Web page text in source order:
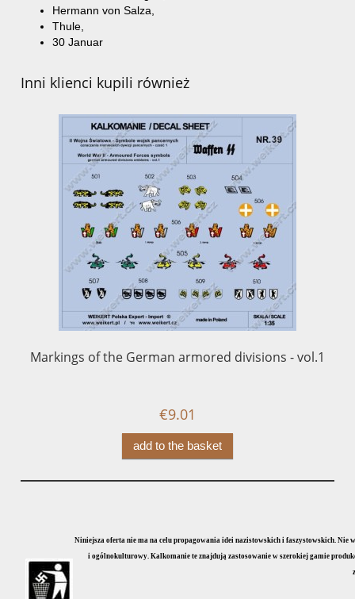
Hermann von Salza
Thule,
30 Januar
Inni klienci kupili również
Markings of the German armored divisions - vol.1
€9.01
add to the basket
Niniejsza oferta nie ma na celu propagowania idei nazistowskich i faszystowskich. Nie
i ogólnokulturowy. Kalkomanie te znajdują zastosowanie w szerokiej gamie